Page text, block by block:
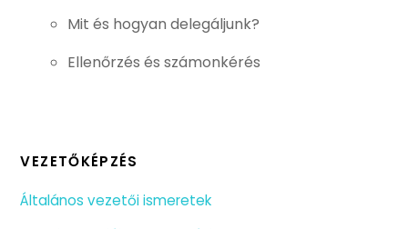
Mit és hogyan delegáljunk?
Ellenőrzés és számonkérés
VEZETŐKÉPZÉS
Általános vezetői ismeretek